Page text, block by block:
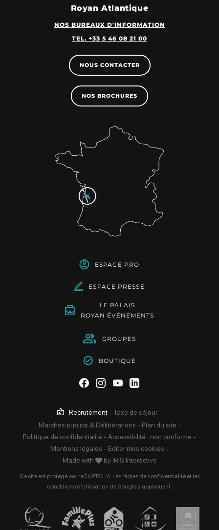
Royan Atlantique
NOS BUREAUX D'INFORMATION
TEL. +33 5 46 08 21 00
NOUS CONTACTER
NOS BROCHURES
ESPACE PRO
ESPACE PRESSE
LE PALAIS
ROYAN ÉVÉNEMENTS
GROUPES
BOUTIQUE
Suivez-nous sur Facebook
Suivez-nous sur
Suivez-nous sur
Suivez-nous sur
Recrutement - Taxe de séjour -
Marchés publics & Délibérations - Plan du site -
Politique de confidentialité - Accessibilité : non conforme -
Mentions légales - Éditer mes cookies -
Made with
by IRIS Interactive
Ce site est protégé par reCAPTCHA. Les règles de confidentialitéet les
conditions d'utilisation de Google s'appliquent.